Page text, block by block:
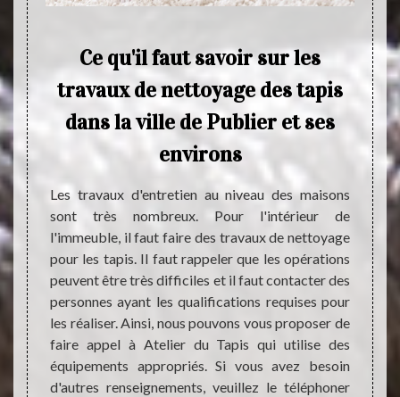
Le
le
à
tapis
Ce
pas
être
Ce qu'il faut savoir sur les
travaux de nettoyage des tapis
dans la ville de Publier et ses
environs
Les travaux d'entretien au niveau des maisons
sont très nombreux. Pour l'intérieur de
l'immeuble, il faut faire des travaux de nettoyage
pour les tapis. Il faut rappeler que les opérations
peuvent être très difficiles et il faut contacter des
personnes ayant les qualifications requises pour
les réaliser. Ainsi, nous pouvons vous proposer de
faire appel à Atelier du Tapis qui utilise des
équipements appropriés. Si vous avez besoin
d'autres renseignements, veuillez le téléphoner
Les
un
est
cela.
faire